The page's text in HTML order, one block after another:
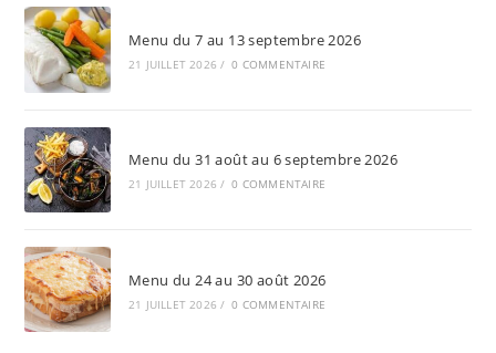
Menu du 7 au 13 septembre 2026
21 JUILLET 2026 / 0 COMMENTAIRE
Menu du 31 août au 6 septembre 2026
21 JUILLET 2026 / 0 COMMENTAIRE
Menu du 24 au 30 août 2026
21 JUILLET 2026 / 0 COMMENTAIRE